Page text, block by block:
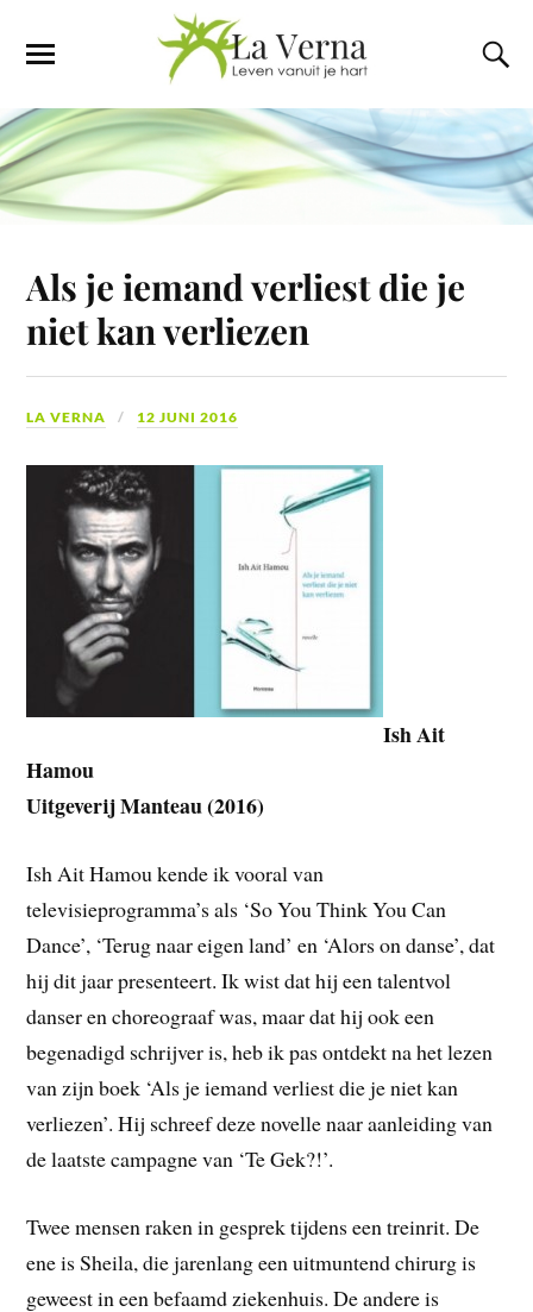
Als je iemand verliest die je
niet kan verliezen
LA VERNA 12 JUNI 2016
Ish Ait
Hamou
Uitgeverij Manteau (2016)
Ish Ait Hamou kende ik vooral van
televisieprogramma’s als ‘So You Think You Can
Dance’, ‘Terug naar eigen land’ en ‘Alors on danse’, dat
hij dit jaar presenteert.Ik wist dat hij een talentvol
danser en choreograaf was, maar dat hij ook een
begenadigd schrijver is, heb ik pas ontdekt na het lezen
van zijn boek ‘Als je iemand verliest die je niet kan
verliezen’. Hij schreef deze novelle naar aanleiding van
de laatste campagne van ‘Te Gek?!’.
Twee mensen raken in gesprek tijdens een treinrit. De
ene is Sheila, die jarenlang een uitmuntend chirurg is
geweest in een befaamd ziekenhuis. De andere is